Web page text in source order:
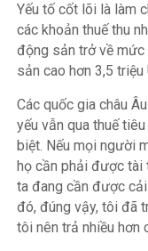
Yếu tố cốt lõi là làm
các khoản thuế thu
động sản trở về
sản cao hơn 3,5 triệu
Các quốc gia châu
yếu vẫn qua thuế
biệt. Nếu mọi người
họ cần phải được tài
ta đang cần được
đó, đúng vậy, tôi đã
tôi nên trả nhiều hơn